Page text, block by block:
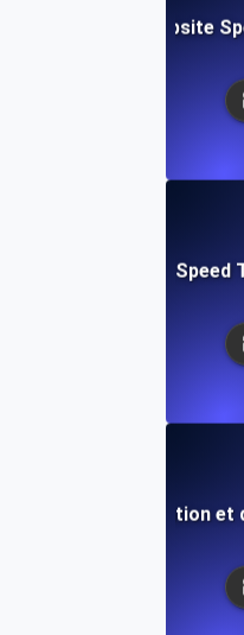
Customizable Website
Cloud IDE Website
Modèle d'optimisation et